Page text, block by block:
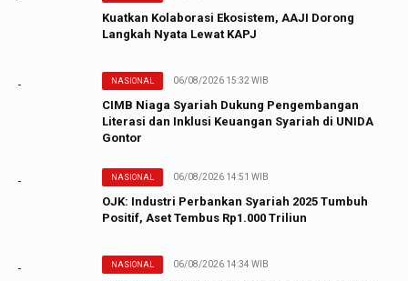
Kuatkan Kolaborasi Ekosistem, AAJI Dorong
Langkah Nyata Lewat KAPJ
NASIONAL 06/08/2026 15:32 WIB
CIMB Niaga Syariah Dukung Pengembangan
Literasi dan Inklusi Keuangan Syariah di UNIDA
Gontor
NASIONAL 06/08/2026 14:51 WIB
OJK: Industri Perbankan Syariah 2025 Tumbuh
Positif, Aset Tembus Rp1.000 Triliun
NASIONAL 06/08/2026 14:34 WIB